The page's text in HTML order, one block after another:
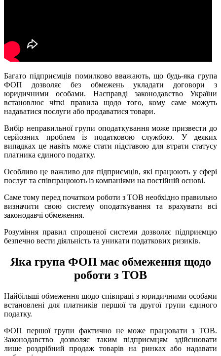
Багато підприємців помилково вважають, що будь-яка група
ФОП дозволяє без обмежень укладати договори з
юридичними особами. Насправді законодавство України
встановлює чіткі правила щодо того, кому саме можуть
надаватися послуги або продаватися товари.
Вибір неправильної групи оподаткування може призвести до
серйозних проблем із податковою службою. У деяких
випадках це навіть може стати підставою для втрати статусу
платника єдиного податку.
Особливо це важливо для підприємців, які працюють у сфері
послуг та співпрацюють із компаніями на постійній основі.
Саме тому перед початком роботи з ТОВ необхідно правильно
визначити свою систему оподаткування та врахувати всі
законодавчі обмеження.
Розуміння правил спрощеної системи дозволяє підприємцю
безпечно вести діяльність та уникати податкових ризиків.
Яка група ФОП має обмеження щодо
роботи з ТОВ
Найбільші обмеження щодо співпраці з юридичними особами
встановлені для платників першої та другої групи єдиного
податку.
ФОП першої групи фактично не може працювати з ТОВ.
Законодавство дозволяє таким підприємцям здійснювати
лише роздрібний продаж товарів на ринках або надавати